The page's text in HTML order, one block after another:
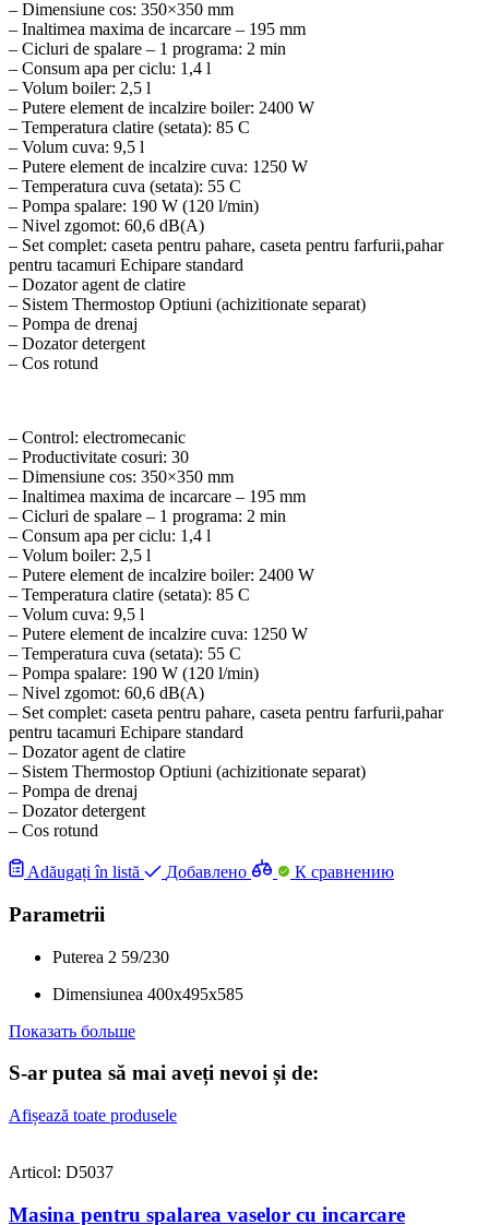
– Dimensiune cos: 350×350 mm
– Inaltimea maxima de incarcare – 195 mm
– Cicluri de spalare – 1 programa: 2 min
– Consum apa per ciclu: 1,4 l
– Volum boiler: 2,5 l
– Putere element de incalzire boiler: 2400 W
– Temperatura clatire (setata): 85 C
– Volum cuva: 9,5 l
– Putere element de incalzire cuva: 1250 W
– Temperatura cuva (setata): 55 C
– Pompa spalare: 190 W (120 l/min)
– Nivel zgomot: 60,6 dB(A)
– Set complet: caseta pentru pahare, caseta pentru farfurii,pahar
pentru tacamuri Echipare standard
– Dozator agent de clatire
– Sistem Thermostop Optiuni (achizitionate separat)
– Pompa de drenaj
– Dozator detergent
– Cos rotund
– Control: electromecanic
– Productivitate cosuri: 30
– Dimensiune cos: 350×350 mm
– Inaltimea maxima de incarcare – 195 mm
– Cicluri de spalare – 1 programa: 2 min
– Consum apa per ciclu: 1,4 l
– Volum boiler: 2,5 l
– Putere element de incalzire boiler: 2400 W
– Temperatura clatire (setata): 85 C
– Volum cuva: 9,5 l
– Putere element de incalzire cuva: 1250 W
– Temperatura cuva (setata): 55 C
– Pompa spalare: 190 W (120 l/min)
– Nivel zgomot: 60,6 dB(A)
– Set complet: caseta pentru pahare, caseta pentru farfurii,pahar
pentru tacamuri Echipare standard
– Dozator agent de clatire
– Sistem Thermostop Optiuni (achizitionate separat)
– Pompa de drenaj
– Dozator detergent
– Cos rotund
Adăugați în listă Добавлено К сравнению
Parametrii
Puterea 2 59/230
Dimensiunea 400x495x585
Показать больше
S-ar putea să mai aveți nevoi și de:
Afișează toate produsele
Articol: D5037
Masina pentru spalarea vaselor cu incarcare